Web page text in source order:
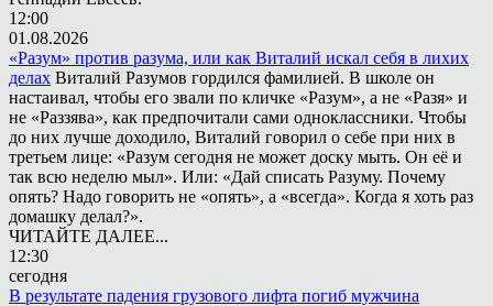
12:00
01.08.2026
«Разум» против разума, или как Виталий искал себя в лихих
делах Виталий Разумов гордился фамилией. В школе он
настаивал, чтобы его звали по кличке «Разум», а не «Разя» и
не «Раззява», как предпочитали сами одноклассники. Чтобы
до них лучше доходило, Виталий говорил о себе при них в
третьем лице: «Разум сегодня не может доску мыть. Он её и
так всю неделю мыл». Или: «Дай списать Разуму. Почему
опять? Надо говорить не «опять», а «всегда». Когда я хоть раз
домашку делал?».
ЧИТАЙТЕ ДАЛЕЕ...
12:30
сегодня
В результате падения грузового лифта погиб мужчина